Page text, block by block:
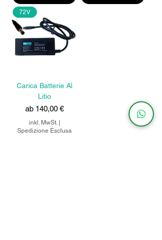
72V
Carica Batterie Al
Litio
ab 140,00 €
Sale-Preis
inkl. MwSt.|
Spedizione Esclusa